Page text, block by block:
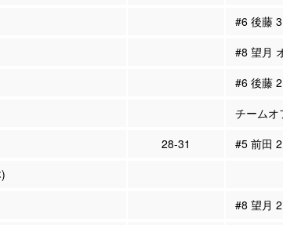
#6 後藤
#8 望月
#6 後藤
チームオ
28-31
#5 前田
#8 望月